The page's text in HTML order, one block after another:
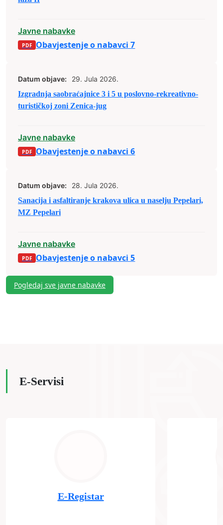
Javne nabavke
Obavjestenje o nabavci 7
Datum objave:
29. Jula 2026.
Izgradnja saobraćajnice 3 i 5 u poslovno-rekreativno-
turističkoj zoni Zenica-jug
Javne nabavke
Obavjestenje o nabavci 6
Datum objave:
28. Jula 2026.
Sanacija i asfaltiranje krakova ulica u naselju Pepelari,
MZ Pepelari
Javne nabavke
Obavjestenje o nabavci 5
Pogledaj sve javne nabavke
E-Servisi
E-Registar